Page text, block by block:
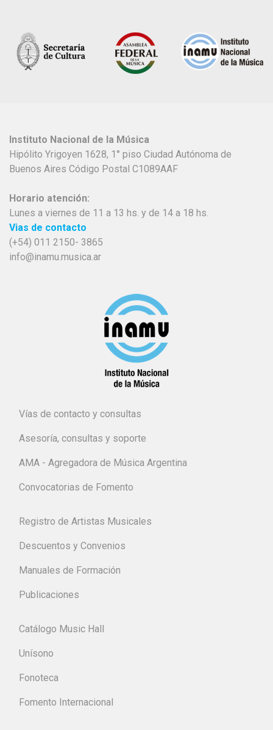
Instituto Nacional de la Música
Hipólito Yrigoyen 1628, 1° piso Ciudad Autónoma de
Buenos Aires Código Postal C1089AAF
Horario atención:
Lunes a viernes de 11 a 13 hs. y de 14 a 18 hs.
Vias de contacto
(+54) 011 2150- 3865
info@inamu.musica.ar
Vías de contacto y consultas
Asesoría, consultas y soporte
AMA - Agregadora de Música Argentina
Convocatorias de Fomento
Registro de Artistas Musicales
Descuentos y Convenios
Manuales de Formación
Publicaciones
Catálogo Music Hall
Unísono
Fonoteca
Fomento Internacional